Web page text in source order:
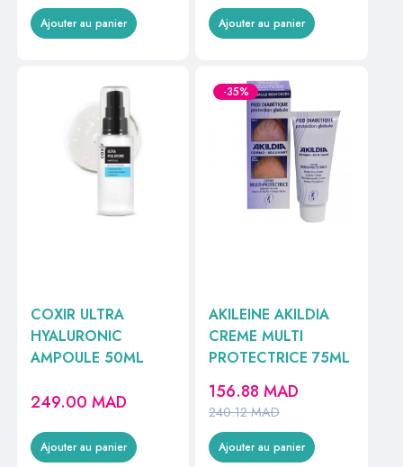
Ajouter au panier Ajouter au panier
COXIR ULTRA
HYALURONIC
AMPOULE 50ML
249.00 MAD
Ajouter au panier
-35%
AKILEINE AKILDIA
CREME MULTI
PROTECTRICE 75ML
240.12MAD
156.88MAD
Ajouter au panier